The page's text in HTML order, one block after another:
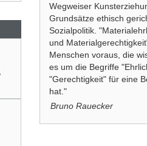
Wegweiser
Grundsätze ethisch
Sozialpolitik.
und
Menschen voraus, die
es um die Begriffe
"Gerechtigkeit" für eine
hat."
Bruno Rauecker